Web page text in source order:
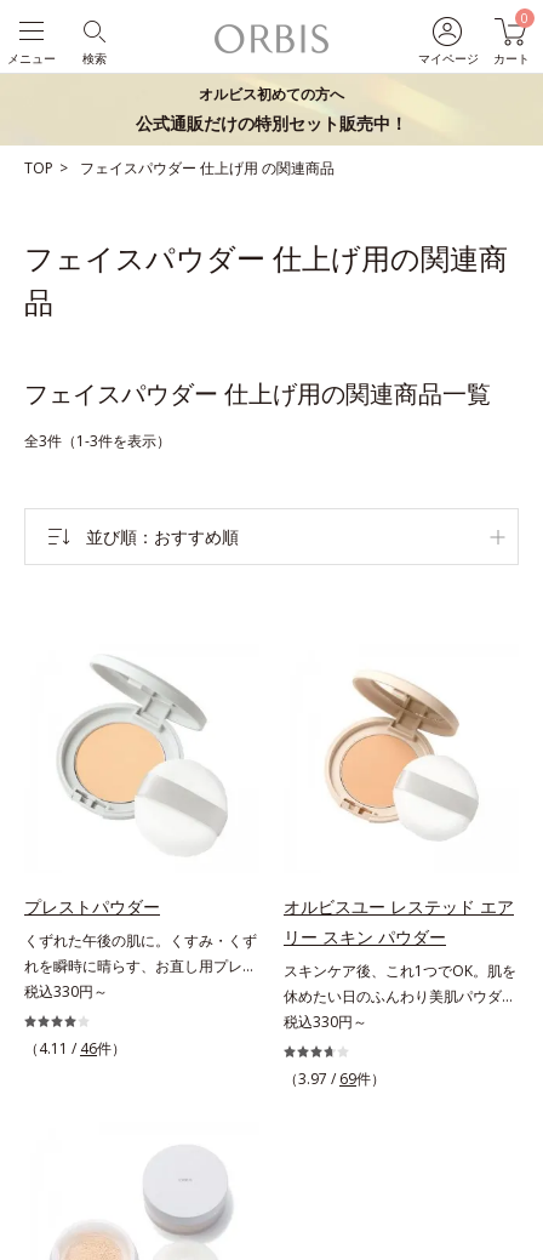
マイページ
0
カート
検索
メニュー
オルビス初めての方へ
公式通販だけの特別セット販売中！
TOP フェイスパウダー 仕上げ用 の関連商品
フェイスパウダー 仕上げ用の関連商
品
フェイスパウダー 仕上げ用の関連商品一覧
全3件（1-3件を表示）
並び順 おすすめ順
プレストパウダー
くずれた午後の肌に。くすみ・くず
れを瞬時に晴らす、お直し用プレス
トパウダー。くすみ・くずれを瞬時
に晴らす、お直し用のプレストパウ
ダーです。朝のメイクから時間が経
でくずれて毛穴に落ちたファンデー
ションのすき間にフィットし、凹凸
や毛穴をフラットに整えます。また
お直しと同時にうるおいを補給。さ
らに余分な皮脂を吸着して、水分と
税込330円～
（4.11 / 46件）
オルビスユー レステッド エア
リー スキン パウダー
スキンケア後、これ1つでOK。肌を
休めたい日のふんわり美肌パウダ
ー。ふんわり美肌が叶う、うるおい
パウダーです。3色の光を操るパウ
ダーがツヤと透明感を演出。ソフト
税込330円～
（3.97 / 69件）